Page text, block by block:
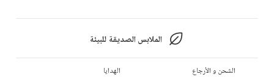
الملابس الصديقة للبيئة
الشحن و الأرجاع
الهدايا